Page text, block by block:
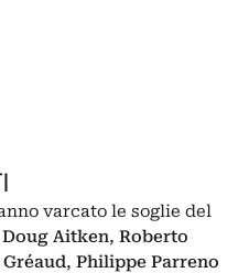
varcato le soglie del
Doug Aitken, Roberto
, Philippe Parreno